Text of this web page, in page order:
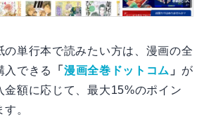
の単行本で読みたい方は、漫画の全
入できる
「 漫画全巻ドットコム 」 が
金額に応じて、最大15%のポイン
。